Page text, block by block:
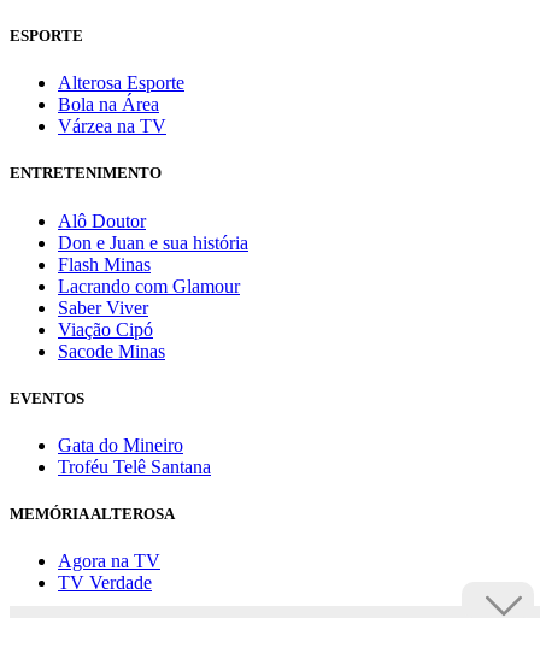
ESPORTE
Alterosa Esporte
Bola na Área
Várzea na TV
ENTRETENIMENTO
Alô Doutor
Don e Juan e sua história
Flash Minas
Lacrando com Glamour
Saber Viver
Viação Cipó
Sacode Minas
EVENTOS
Gata do Mineiro
Troféu Telê Santana
MEMÓRIA ALTEROSA
Agora na TV
TV Verdade